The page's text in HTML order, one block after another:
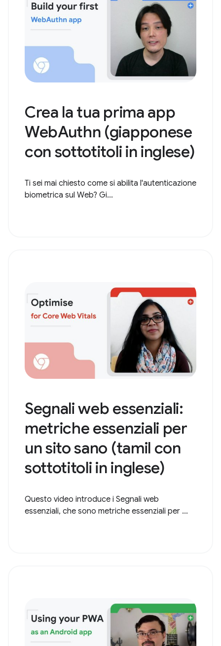
Crea la tua prima app
WebAuthn (giapponese
con sottotitoli in inglese)
Ti sei mai chiesto come si abilita l'autenticazione
biometrica sul Web? Gi...
Segnali web essenziali:
metriche essenziali per
un sito sano (tamil con
sottotitoli in inglese)
Questo video introduce i Segnali web
essenziali, che sono metriche essenziali per ...